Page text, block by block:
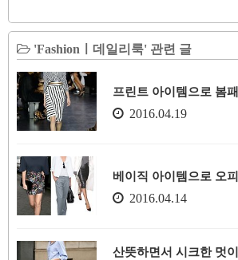
'Fashionㅣ데일리룩' 관련 글
프린트 아이템으로 봄
2016.04.19
베이직 아이템으로 오
2016.04.14
산뜻하면서 시크한 멋